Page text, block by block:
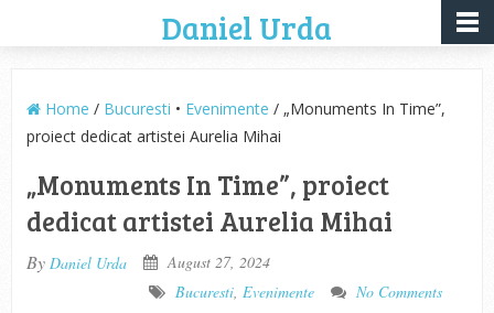
Daniel Urda
Home / Bucuresti • Evenimente / „Monuments In Time”,
proiect dedicat artistei Aurelia Mihai
„Monuments In Time”, proiect
dedicat artistei Aurelia Mihai
By Daniel Urda
August 27, 2024
Bucuresti, Evenimente No Comments